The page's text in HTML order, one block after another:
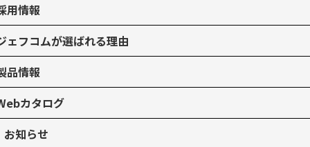
用情報
ェフコムが選ばれる理由
品情報
カタログ
お知らせ